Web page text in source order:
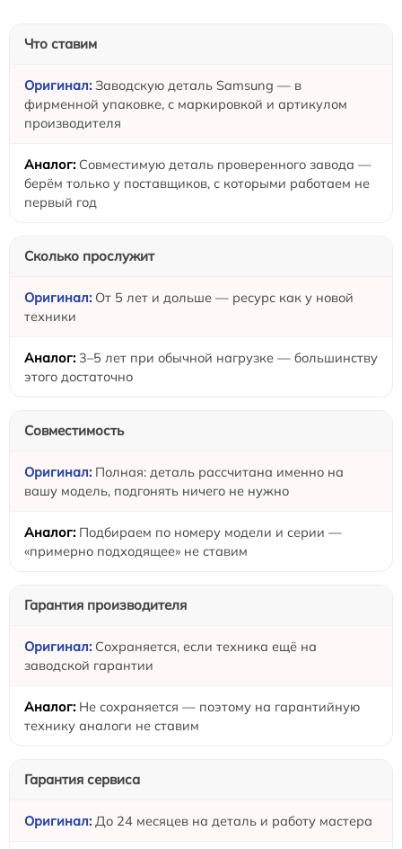
Что ставим
Заводскую деталь Samsung — в
фирменной упаковке, с маркировкой и артикулом
производителя
Совместимую деталь проверенного завода —
берём только у поставщиков, с которыми работаем не
первый год
Сколько прослужит
От 5 лет и дольше — ресурс как у новой
техники
3–5 лет при обычной нагрузке — большинству
этого достаточно
Совместимость
Полная: деталь рассчитана именно на
вашу модель, подгонять ничего не нужно
Подбираем по номеру модели и серии —
«примерно подходящее» не ставим
Гарантия производителя
Сохраняется, если техника ещё на
заводской гарантии
Не сохраняется — поэтому на гарантийную
технику аналоги не ставим
Гарантия сервиса
До 24 месяцев на деталь и работу мастера